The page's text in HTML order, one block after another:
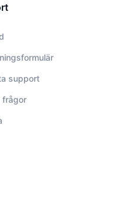
support
frågor